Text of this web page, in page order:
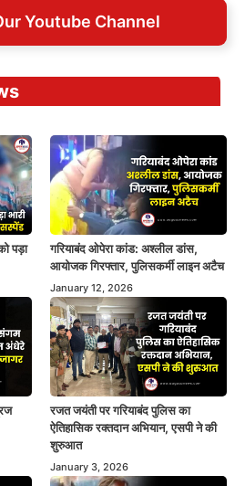
Youtube Channel
पड़ा
गरियाबंद ओपेरा कांड: अश्लील डांस,
आयोजक गिरफ्तार, पुलिसकर्मी लाइन अटैच
January 12, 2026
रजत जयंती पर गरियाबंद पुलिस का
ऐतिहासिक रक्तदान अभियान, एसपी ने की
शुरुआत
January 3, 2026